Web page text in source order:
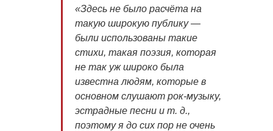
«Здесь не было расчёта на
такую широкую публику —
были использованы такие
стихи, такая поэзия, которая
не так уж широко была
известна людям, которые в
основном слушают рок-музыку,
эстрадные песни и т. д.,
поэтому я до сих пор не очень